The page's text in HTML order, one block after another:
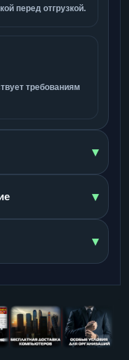
перед отгрузкой.
требованиям
▾
▾
▾